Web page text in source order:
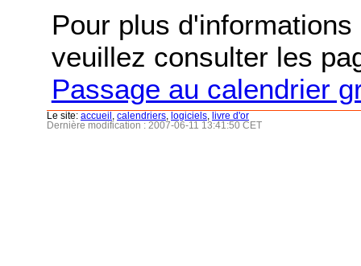
Pour plus
veuillez consulter les
Passage au calendrier
Le site: accueil calendriers logiciels
livre d'or
Dernière modification : 2007-06-11 13:41:50 CET